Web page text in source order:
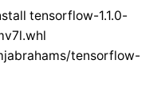
tensorflow-1.1.0-
tensorflow-